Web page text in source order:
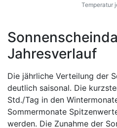
Temperatur
Jahresverlauf
Die jährliche Verteilung der
deutlich saisonal. Die
Std./Tag in den
Sommermonate
werden. Die Zunahme der